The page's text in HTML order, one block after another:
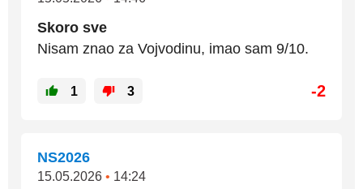
Skoro sve
Nisam znao za Vojvodinu, imao sam 9/10.
1 3 -2
NS2026
15.05.2026 • 14:24